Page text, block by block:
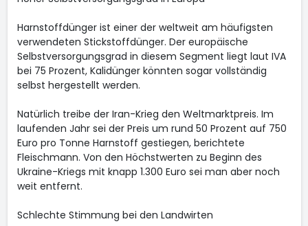
Harnstoffdünger ist einer der weltweit am häufigsten
verwendeten Stickstoffdünger. Der europäische
Selbstversorgungsgrad in diesem Segment liegt laut IVA
bei 75 Prozent, Kalidünger könnten sogar vollständig
selbst hergestellt werden.
Natürlich treibe der Iran-Krieg den Weltmarktpreis. Im
laufenden Jahr sei der Preis um rund 50 Prozent auf 750
Euro pro Tonne Harnstoff gestiegen, berichtete
Fleischmann. Von den Höchstwerten zu Beginn des
Ukraine-Kriegs mit knapp 1.300 Euro sei man aber noch
weit entfernt.
Schlechte Stimmung bei den Landwirten